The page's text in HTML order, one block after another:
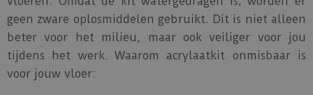
geen zware oplosmiddelen gebruikt. Dit is niet alleen
beter voor het milieu, maar ook veiliger voor jou
tijdens het werk. Waarom acrylaatkit onmisbaar is
voor jouw vloer: